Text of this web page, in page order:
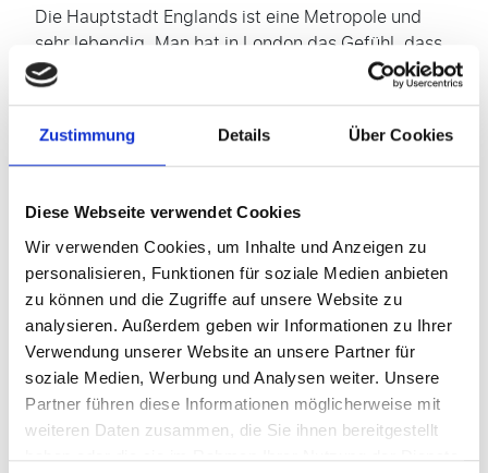
Zustimmung Details Über Cookies
Diese Webseite verwendet Cookies
Wir verwenden Cookies, um Inhalte und Anzeigen zu
personalisieren, Funktionen für soziale Medien anbieten
zu können und die Zugriffe auf unsere Website zu
analysieren. Außerdem geben wir Informationen zu Ihrer
Verwendung unserer Website an unsere Partner für
soziale Medien, Werbung und Analysen weiter. Unsere
Partner führen diese Informationen möglicherweise mit
weiteren Daten zusammen, die Sie ihnen bereitgestellt
Die Hauptstadt Englands ist eine Metropole und
sehr lebendig. Man hat in London das Gefühl, dass
die Uhr etwas schneller tickt als anderswo. London
ist aber nicht nur schnell, sondern auch typisch
britisch: konservativ und voller Tradition und alter
Rituale. Genau diese Kombination gibt der Stadt
einen ganz speziellen Charme. Darüber hinaus ist
London eine Stadt, die einfach alles zu bieten hat,
was es für einen gelungenen Städtetrip braucht.
Unzählige Museen (zu denen man häufig freien
Eintritt hat) und Läden, riesige Parks und natürlich
viele Restaurants mit Kulinarischem aus aller Herren
Länder sowie zahllose „Clubs” und „Pubs”.